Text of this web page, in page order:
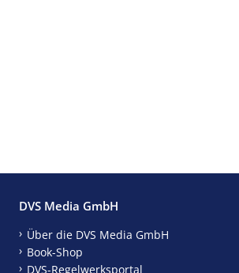
DVS Media GmbH
Über die DVS Media GmbH
Book-Shop
DVS-Regelwerksportal